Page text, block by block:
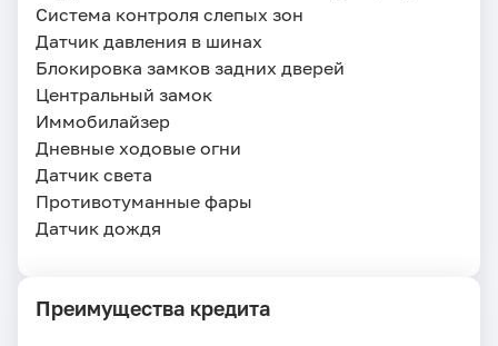
Система контроля слепых зон
Датчик давления в шинах
Блокировка замков задних дверей
Центральный замок
Иммобилайзер
Дневные ходовые огни
Датчик света
Противотуманные фары
Датчик дождя
Преимущества кредита